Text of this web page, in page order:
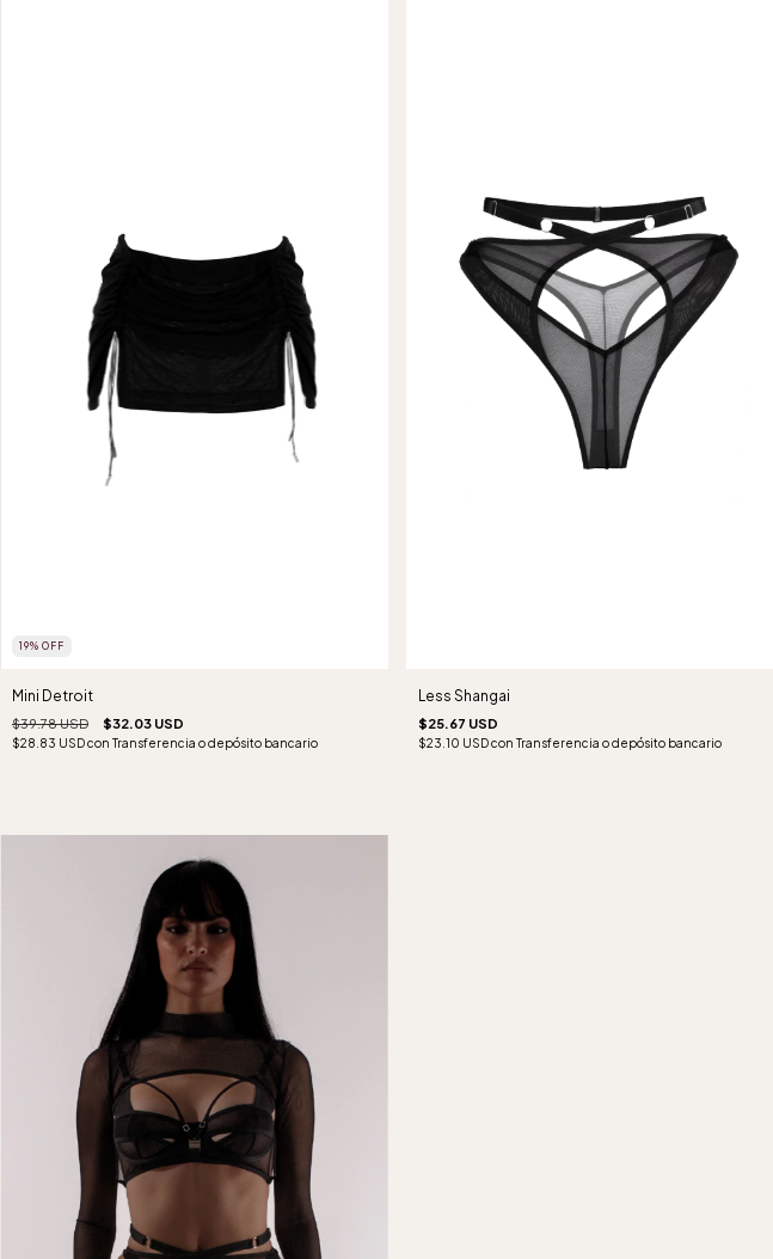
19% OFF
Mini Detroit
$39.78 USD $32.03 USD
$28.83 USDcon Transferencia o depósito bancario
Less Shangai
$25.67 USD
$23.10 USDcon Transferencia o depósito bancario